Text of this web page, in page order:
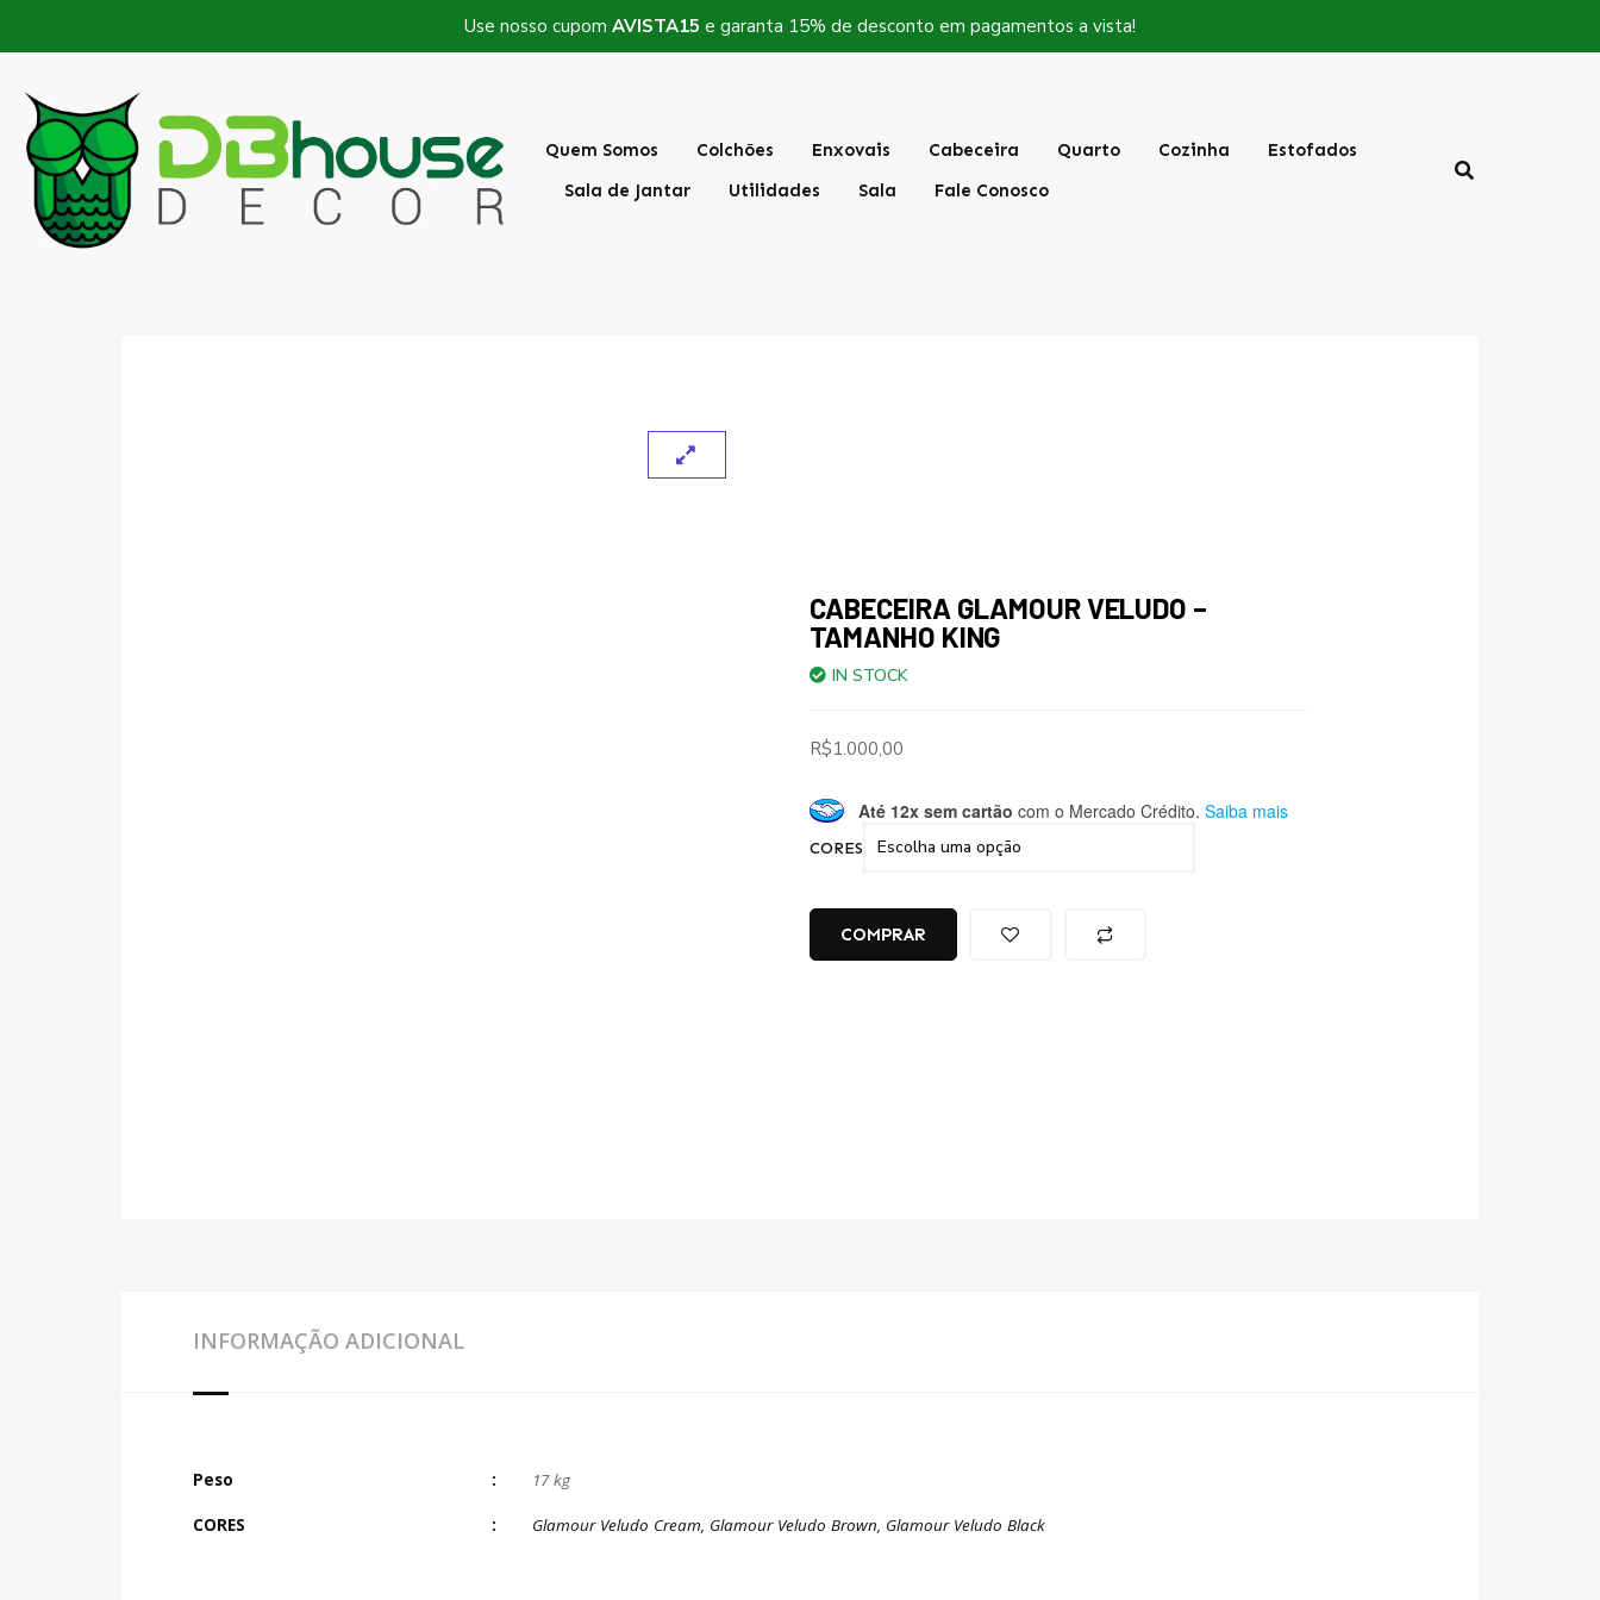
Use nosso cupom AVISTA15 e garanta 15% de desconto em pagamentos a vista!
Quem Somos Colchões Enxovais Cabeceira Quarto Cozinha
Estofados
Sala de Jantar
Utilidades Sala Fale Conosco
CABECEIRA GLAMOUR VELUDO –
TAMANHO KING
IN STOCK
R$1.000,00
Até 12x sem cartão com o Mercado Crédito. Saiba mais
CORES
COMPRAR
INFORMAÇÃO ADICIONAL
Peso 17 kg
CORES Glamour Veludo Cream, Glamour Veludo Brown, Glamour Veludo Black